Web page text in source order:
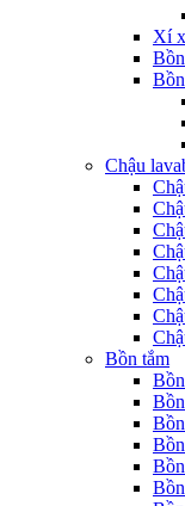
Xí
Chậu
Bồn tắm